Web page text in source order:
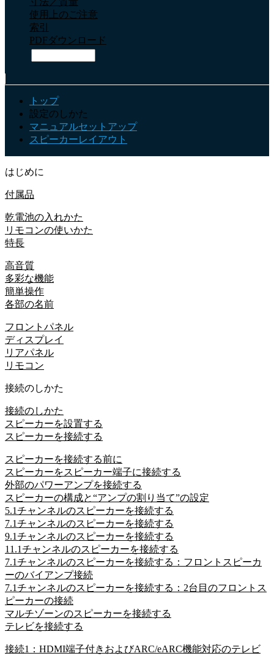
使用上のご注意
索引
PDFダウンロード
トップ
設定のしかた
マニュアルセットアップ
スピーカーレイアウト
はじめに
付属品
乾電池の入れかた
リモコンの使いかた
特長
高音質
多彩な機能
簡単操作
各部の名前
フロントパネル
ディスプレイ
リアパネル
リモコン
接続のしかた
接続のしかた
スピーカーを設置する
スピーカーを接続する
スピーカーを接続する前に
スピーカーをスピーカー端子に接続する
外部のパワーアンプを接続する
スピーカーの構成と“アンプの割り当て”の設定
5.1チャンネルのスピーカーを接続する
7.1チャンネルのスピーカーを接続する
9.1チャンネルのスピーカーを接続する
11.1チャンネルのスピーカーを接続する
7.1チャンネルのスピーカーを接続する：フロントスピーカ
ーのバイアンプ接続
7.1チャンネルのスピーカーを接続する：2台目のフロントス
ピーカーの接続
マルチゾーンのスピーカーを接続する
テレビを接続する
接続1：HDMI端子付きおよびARC/eARC機能対応のテレビ